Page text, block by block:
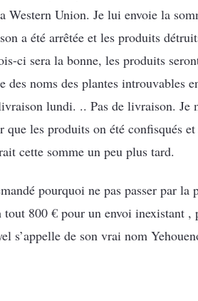
Western Union. Je lui envoie la
a été arrêtée et les produits
ci sera la bonne, les produits
des noms des plantes introuvables
lundi. .. Pas de livraison. Je
que les produits on été confisqués
cette somme un peu plus tard.
pourquoi ne pas passer par
tout 800 € pour un envoi inexistant
s’appelle de son vrai nom